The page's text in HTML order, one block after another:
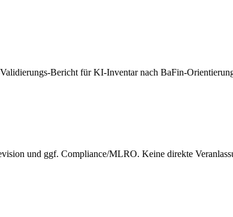
Bericht für KI-Inventar nach BaFin-
und ggf. Compliance/MLRO. Keine direkte